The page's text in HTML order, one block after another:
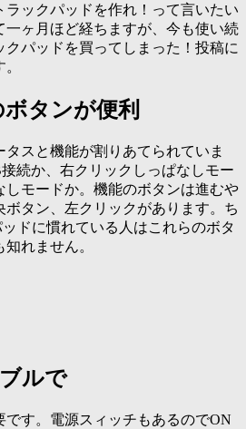
ラックパッドを作れ！って言いたい
一ヶ月ほど経ちますが、今も使い続
クパッドを買ってしまった！投稿に
タンが便利
スと機能が割りあてられていま
続か、右クリックしっぱなしモー
しモードか。機能のボタンは進むや
ボタン、左クリックがあります。ち
ドに慣れている人はこれらのボタ
れません。
ルで
です。電源スィッチもあるのでON